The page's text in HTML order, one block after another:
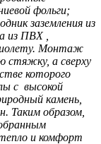
фольги;
заземления из
из ПВХ ,
Монтаж
стяжку, а сверху
которого
с высокой
камень,
Таким образом,
и комфорт